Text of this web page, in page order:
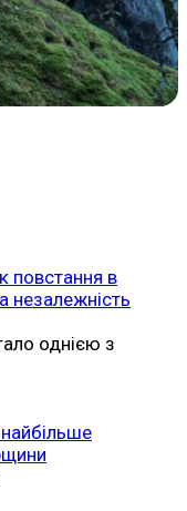
повстання в
незалежність
однією з